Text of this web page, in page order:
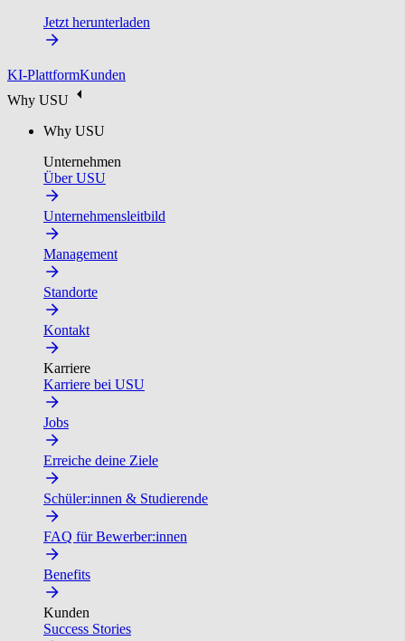
Jetzt herunterladen
KI-PlattformKunden
Why USU
Why USU
Unternehmen
Über USU
Unternehmensleitbild
Management
Standorte
Kontakt
Karriere
Karriere bei USU
Jobs
Erreiche deine Ziele
Schüler:innen & Studierende
FAQ für Bewerber:innen
Benefits
Kunden
Success Stories